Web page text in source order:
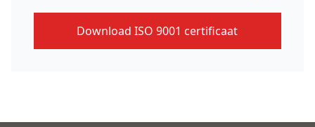
Download ISO 9001 certificaat